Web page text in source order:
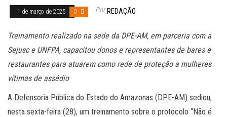
1 de março de 2025 0 Por REDAÇÃO
Treinamento realizado na sede da DPE-AM, em parceria com a
Sejusc e UNFPA, capacitou donos e representantes de bares e
restaurantes para atuarem como rede de proteção a mulheres
vítimas de assédio
A Defensoria Pública do Estado do Amazonas (DPE-AM) sediou,
nesta sexta-feira (28), um treinamento sobre o protocolo “Não é